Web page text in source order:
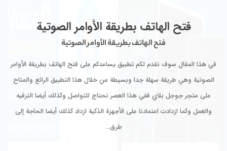
فتح الهاتف بطريقة الأوامر الصوتية
فتح الهاتف بطريقة الأوامر الصوتية
في هذا المقال سوف نقدم لكم تطبيق يساعدكم على فتح الهاتف بطريقة الأوامر
الصوتية وهي طريقة سهلة جدا وبسيطة من خلال هذا التطبيق الرائع والمتاح
على متجر جوجل بلاي ففي هذا العصر نحتاج للتواصل وكذلك أيضا الترفيه
والعمل وكما ازدادت اعتمادنا على الأجهزة الذكية ازداد كذلك أيضا الحاجة إلى
طرق…